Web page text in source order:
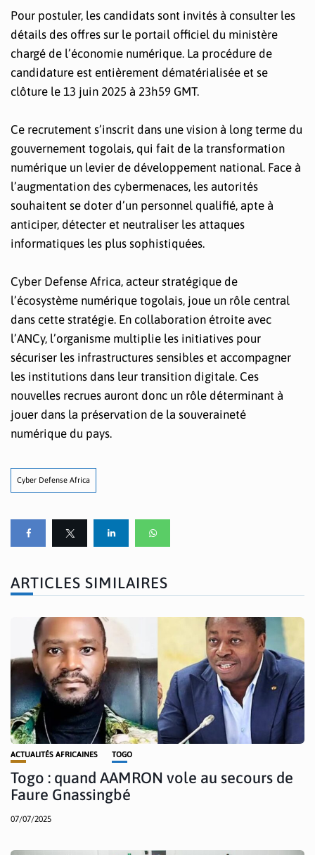
Pour postuler, les candidats sont invités à consulter les
détails des offres sur le portail officiel du ministère
chargé de l’économie numérique. La procédure de
candidature est entièrement dématérialisée et se
clôture le 13 juin 2025 à 23h59 GMT.
Ce recrutement s’inscrit dans une vision à long terme du
gouvernement togolais, qui fait de la transformation
numérique un levier de développement national. Face à
l’augmentation des cybermenaces, les autorités
souhaitent se doter d’un personnel qualifié, apte à
anticiper, détecter et neutraliser les attaques
informatiques les plus sophistiquées.
Cyber Defense Africa, acteur stratégique de
l’écosystème numérique togolais, joue un rôle central
dans cette stratégie. En collaboration étroite avec
l’ANCy, l’organisme multiplie les initiatives pour
sécuriser les infrastructures sensibles et accompagner
les institutions dans leur transition digitale. Ces
nouvelles recrues auront donc un rôle déterminant à
jouer dans la préservation de la souveraineté
numérique du pays.
Cyber Defense Africa
ARTICLES SIMILAIRES
ACTUALITÉS AFRICAINES TOGO
Togo : quand AAMRON vole au secours de
Faure Gnassingbé
07/07/2025